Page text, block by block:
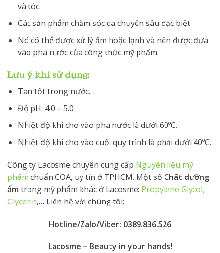
và tóc.
Các sản phẩm chăm sóc da chuyên sâu đặc biệt
Nó có thể được xử lý ấm hoặc lạnh và nên được đưa
vào pha nước của công thức mỹ phẩm.
​Lưu ý khi sử dụng:
Tan tốt trong nước.
Độ pH: 4.0 – 5.0
Nhiệt độ khi cho vào pha nước là dưới 60ºC.
Nhiệt độ khi cho vào cuối quy trình là phải dưới 40ºC.
Công ty Lacosme chuyên cung cấp Nguyên liệu mỹ
phẩm chuẩn COA, uy tín ở TPHCM. Một số Chất dưỡng
ẩm trong mỹ phẩm khác ở Lacosme: Propylene Glycol,
Glycerin,… Liên hệ với chúng tôi:
Hotline/Zalo/Viber: 0389.836.526
Lacosme – Beauty in your hands!